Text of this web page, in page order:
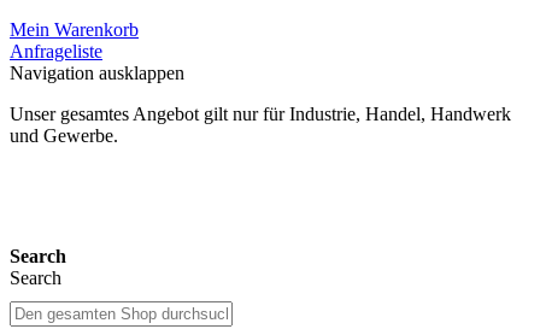
Mein Warenkorb
Anfrageliste
Navigation ausklappen
Unser gesamtes Angebot gilt nur für Industrie, Handel, Handwerk
und Gewerbe.
Search
Search